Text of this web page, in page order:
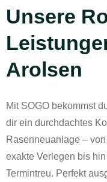
Unsere
Arolsen
Mit SOGO bekommst
dir ein durchdachtes
Rasenneuanlage –
exakte Verlegen bis
Termintreu. Perfekt